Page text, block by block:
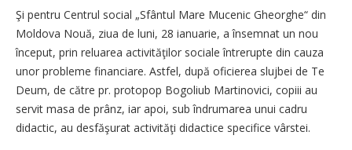
Şi pentru Centrul social „Sfântul Mare Mucenic Gheorghe“ din
Moldova Nouă, ziua de luni, 28 ianuarie, a însemnat un nou
început, prin reluarea activităţilor sociale întrerupte din cauza
unor probleme financiare. Astfel, după oficierea slujbei de Te
Deum, de către pr. protopop Bogoliub Martinovici, copiii au
servit masa de prânz, iar apoi, sub îndrumarea unui cadru
didactic, au desfăşurat activităţi didactice specifice vârstei.